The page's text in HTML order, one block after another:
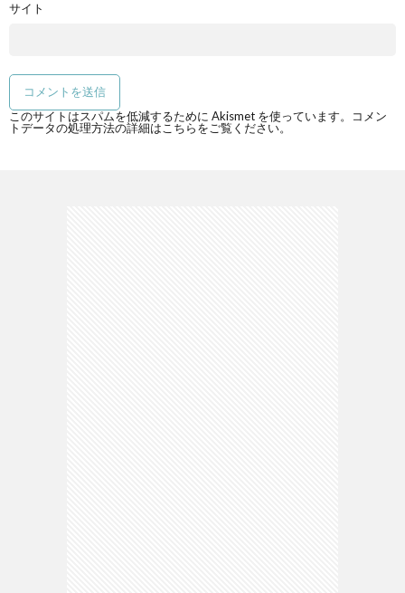
サイト
このサイトはスパムを低減するために Akismet を使っています。
コメン
トデータの処理方法の詳細はこちらをご覧ください。